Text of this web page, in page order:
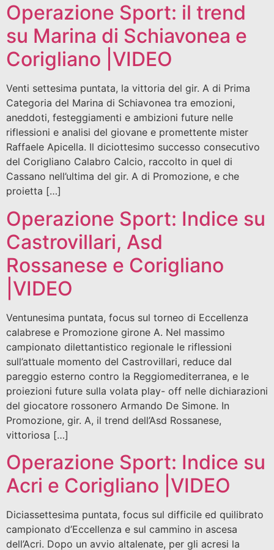
Operazione Sport: il trend
su Marina di Schiavonea e
Corigliano |VIDEO
Venti settesima puntata, la vittoria del gir. A di Prima
Categoria del Marina di Schiavonea tra emozioni,
aneddoti, festeggiamenti e ambizioni future nelle
riflessioni e analisi del giovane e promettente mister
Raffaele Apicella. Il diciottesimo successo consecutivo
del Corigliano Calabro Calcio, raccolto in quel di
Cassano nell’ultima del gir. A di Promozione, e che
proietta […]
Operazione Sport: Indice su
Castrovillari, Asd
Rossanese e Corigliano
|VIDEO
Ventunesima puntata, focus sul torneo di Eccellenza
calabrese e Promozione girone A. Nel massimo
campionato dilettantistico regionale le riflessioni
sull’attuale momento del Castrovillari, reduce dal
pareggio esterno contro la Reggiomediterranea, e le
proiezioni future sulla volata play- off nelle dichiarazioni
del giocatore rossonero Armando De Simone. In
Promozione, gir. A, il trend dell’Asd Rossanese,
vittoriosa […]
Operazione Sport: Indice su
Acri e Corigliano |VIDEO
Diciassettesima puntata, focus sul difficile ed quilibrato
campionato d’Eccellenza e sul cammino in ascesa
dell’Acri. Dopo un avvio altalenate, per gli acresi la